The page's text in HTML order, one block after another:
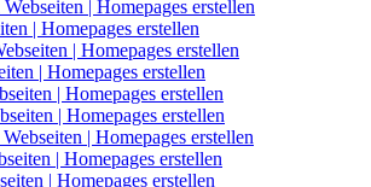
| Homepages erstellen
| Homepages erstellen
| Homepages erstellen
| Homepages erstellen
| Homepages erstellen
| Homepages erstellen
| Homepages erstellen
| Homepages erstellen
| Homepages erstellen